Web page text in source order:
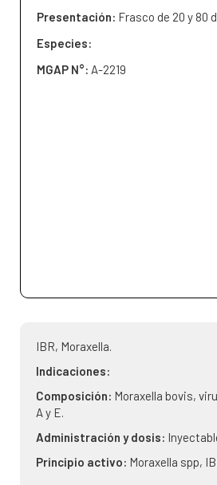
Presentación: Frasco de 20 y 80
Especies:
MGAP N°: A-2219
IBR, Moraxella.
Indicaciones:
Composición: Moraxella bovis,
A y E.
Administración y dosis:
Principio activo: Moraxella spp,